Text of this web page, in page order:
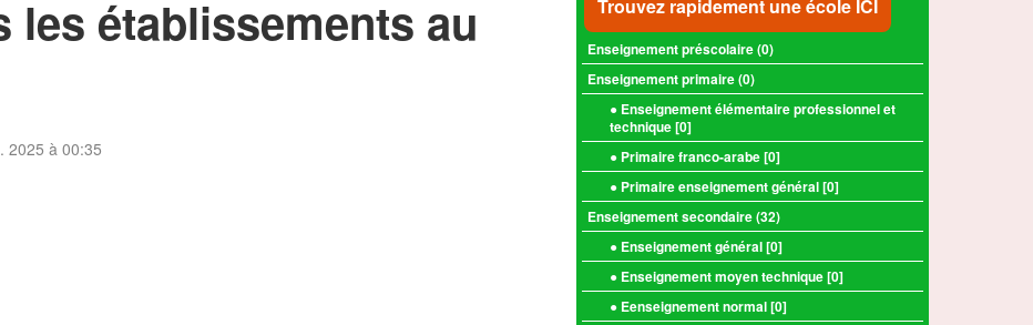
les établissements au
2025 à 00:35
Trouvez rapidement une école ICI
Enseignement préscolaire (0)
Enseignement primaire (0)
● Enseignement élémentaire professionnel et
technique [0]
● Primaire franco-arabe [0]
● Primaire enseignement général [0]
Enseignement secondaire (32)
● Enseignement général [0]
● Enseignement moyen technique [0]
● Eenseignement normal [0]